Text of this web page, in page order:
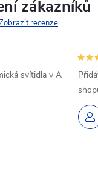
zákazníků
recenze
svítidla v A